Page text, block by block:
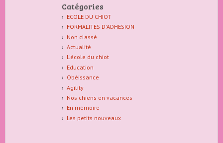
Catégories
ECOLE DU CHIOT
FORMALITES D'ADHESION
Non classé
Actualité
L'école du chiot
Education
Obéissance
Agility
Nos chiens en vacances
En mémoire
Les petits nouveaux